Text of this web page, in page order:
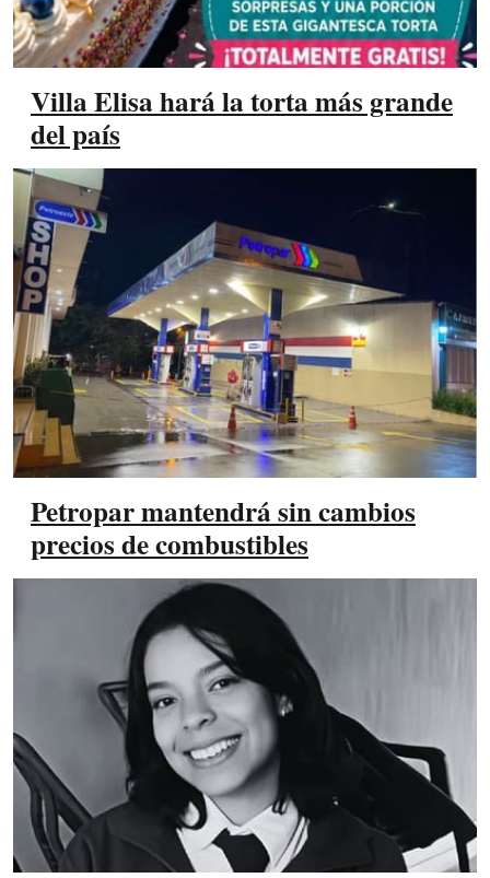
Villa Elisa hará la torta más grande
del país
Petropar mantendrá sin cambios
precios de combustibles